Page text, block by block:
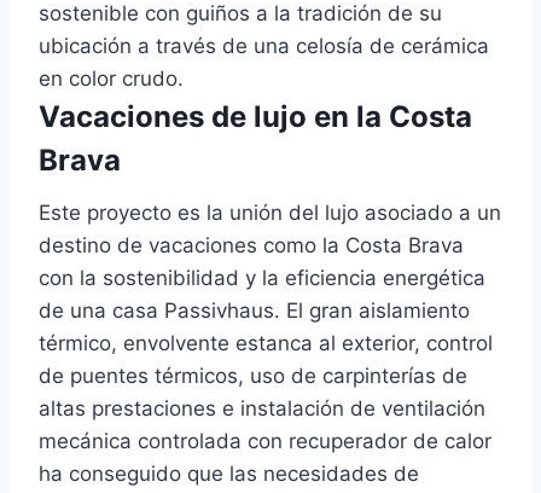
sostenible con guiños a la tradición de su
ubicación a través de una celosía de cerámica
en color crudo.
Vacaciones de lujo en la Costa
Brava
Este proyecto es la unión del lujo asociado a un
destino de vacaciones como la Costa Brava
con la sostenibilidad y la eficiencia energética
de una casa Passivhaus. El gran aislamiento
térmico, envolvente estanca al exterior, control
de puentes térmicos, uso de carpinterías de
altas prestaciones e instalación de ventilación
mecánica controlada con recuperador de calor
ha conseguido que las necesidades de